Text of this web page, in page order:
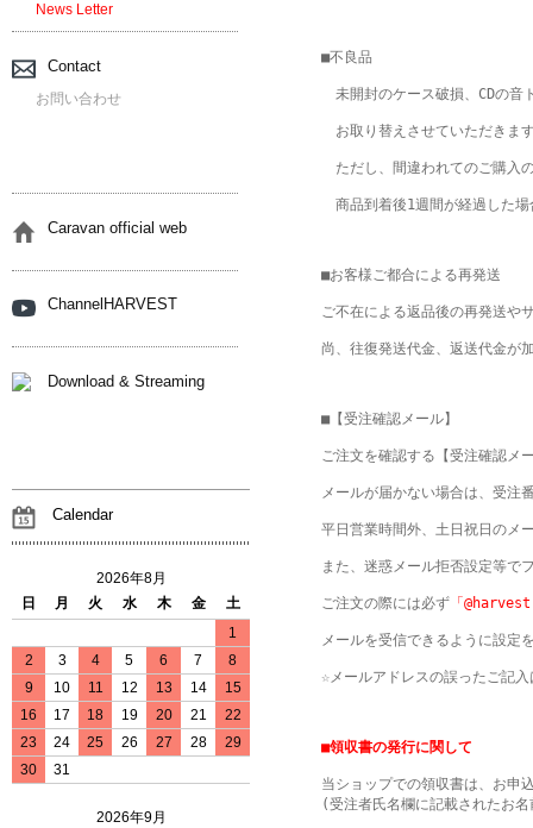
■不良品
未開封のケース破損、CDの音
お取り替えさせていただきま
ただし、間違われてのご購入
商品到着後1週間が経過した場
■お客様ご都合による再発送
ご不在による返品後の再発送や
尚、往復発送代金、返送代金が
■【受注確認メール】
ご注文を確認する【受注確認メ
メールが届かない場合は、受注
平日営業時間外、土日祝日のメ
また、迷惑メール拒否設定等で
ご注文の際には必ず 「
メールを受信できるように設定
☆メールアドレスの誤ったご記
■領収書の発行に関して
当ショップでの領収書は、お申
(受注者氏名欄に記載されたお名
News Letter
Contact
お問い合わせ
Caravan official web
ChannelHARVEST
Download & Streaming
Calendar
2026年8月
日
月 火 水 木 金
土
1
2
3 4 5 6 7
8
9
10 11 12 13 14
15
16
17 18 19 20 21
22
23
24 25 26 27 28
29
30
31
2026年9月